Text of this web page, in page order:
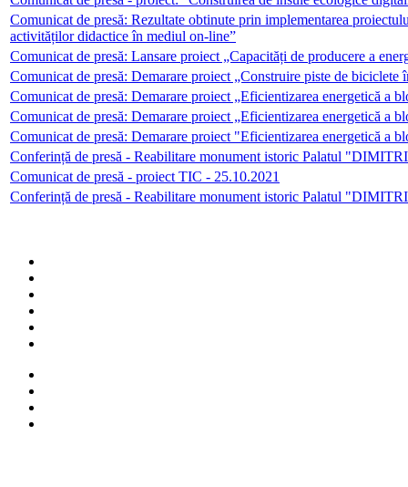
Comunicat de presă: Rezultate obtinute prin implementarea
activităților didactice în mediul on-line”
Comunicat de presă: Lansare proiect „Capacități de producere a
Comunicat de presă: Demarare proiect „Construire piste de biciclete
Comunicat de presă: Demarare proiect „Eficientizarea energetică
Comunicat de presă: Demarare proiect „Eficientizarea energetică
Comunicat de presă: Demarare proiect "Eficientizarea energetică
Conferință de presă - Reabilitare monument istoric Palatul
Comunicat de presă - proiect TIC - 25.10.2021
Conferință de presă - Reabilitare monument istoric Palatul